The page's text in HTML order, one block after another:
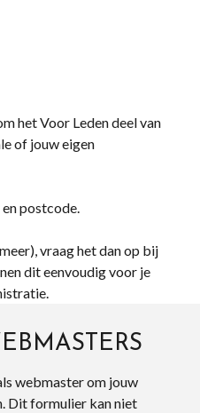
het Voor Leden deel van
of jouw eigen
postcode.
vraag het dan op bij
dit eenvoudig voor je
webmaster om jouw
Dit formulier kan niet